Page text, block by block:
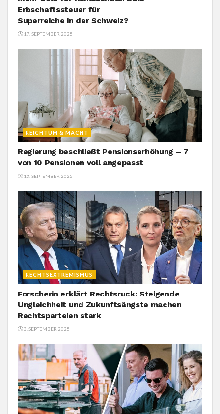
Erbschaftssteuer für
Superreiche in der Schweiz?
17. SEPTEMBER 2025
REICHTUM & MACHT
Regierung beschließt Pensionserhöhung – 7
von 10 Pensionen voll angepasst
13. SEPTEMBER 2025
RECHTSEXTREMISMUS
Forscherin erklärt Rechtsruck: Steigende
Ungleichheit und Zukunftsängste machen
Rechtsparteien stark
3. SEPTEMBER 2025